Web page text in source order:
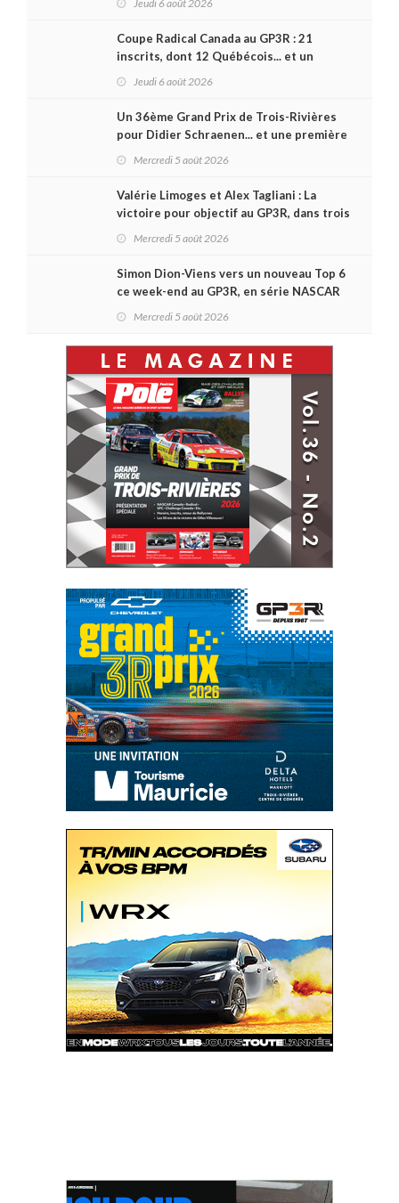
Jeudi 6 août 2026
Coupe Radical Canada au GP3R : 21
inscrits, dont 12 Québécois... et un
Jeudi 6 août 2026
Un 36ème Grand Prix de Trois-Rivières
pour Didier Schraenen... et une première
Mercredi 5 août 2026
Valérie Limoges et Alex Tagliani : La
victoire pour objectif au GP3R, dans trois
Mercredi 5 août 2026
Simon Dion-Viens vers un nouveau Top 6
ce week-end au GP3R, en série NASCAR
Mercredi 5 août 2026